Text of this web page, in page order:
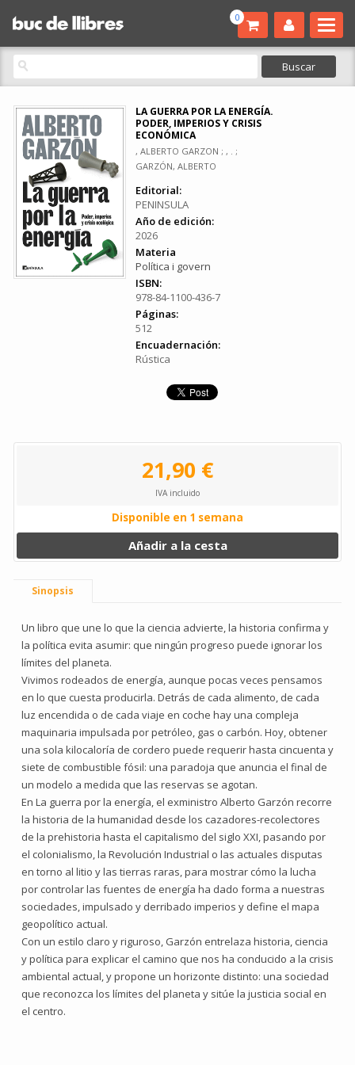
0
LA GUERRA POR LA ENERGÍA.
PODER, IMPERIOS Y CRISIS
ECONÓMICA
, ALBERTO GARZON ; , . ;
GARZÓN, ALBERTO
Editorial:
PENINSULA
Año de edición:
2026
Materia
Política i govern
ISBN:
978-84-1100-436-7
Páginas:
512
Encuadernación:
Rústica
21,90 €
IVA incluido
Disponible en 1 semana
Añadir a la cesta
Sinopsis
Un libro que une lo que la ciencia advierte, la historia confirma y
la política evita asumir: que ningún progreso puede ignorar los
límites del planeta.
Vivimos rodeados de energía, aunque pocas veces pensamos
en lo que cuesta producirla. Detrás de cada alimento, de cada
luz encendida o de cada viaje en coche hay una compleja
maquinaria impulsada por petróleo, gas o carbón. Hoy, obtener
una sola kilocaloría de cordero puede requerir hasta cincuenta y
siete de combustible fósil: una paradoja que anuncia el final de
un modelo a medida que las reservas se agotan.
En La guerra por la energía, el exministro Alberto Garzón recorre
la historia de la humanidad desde los cazadores-recolectores
de la prehistoria hasta el capitalismo del siglo XXI, pasando por
el colonialismo, la Revolución Industrial o las actuales disputas
en torno al litio y las tierras raras, para mostrar cómo la lucha
por controlar las fuentes de energía ha dado forma a nuestras
sociedades, impulsado y derribado imperios y define el mapa
geopolítico actual.
Con un estilo claro y riguroso, Garzón entrelaza historia, ciencia
y política para explicar el camino que nos ha conducido a la crisis
ambiental actual, y propone un horizonte distinto: una sociedad
que reconozca los límites del planeta y sitúe la justicia social en
el centro.